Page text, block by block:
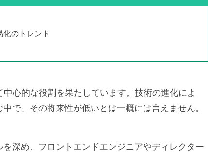
化のトレンド
心的な役割を果たしています。技術の進化によ
で、その将来性が低いとは一概には言えません。
深め、フロントエンドエンジニアやディレクター